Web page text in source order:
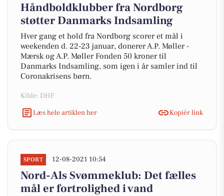
Håndboldklubber fra Nordborg
støtter Danmarks Indsamling
Hver gang et hold fra Nordborg scorer et mål i
weekenden d. 22-23 januar, donerer A.P. Møller -
Mærsk og A.P. Møller Fonden 50 kroner til
Danmarks Indsamling, som igen i år samler ind til
Coronakrisens børn.
Kilde: DHF
Læs hele artiklen her
Kopiér link
SPORT 12-08-2021 10:54
Nord-Als Svømmeklub: Det fælles
mål er fortrolighed i vand